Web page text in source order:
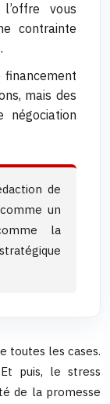
vous
contrainte
financement
mais des
de
un
la
toutes les cases.
puis, le stress
de la promesse